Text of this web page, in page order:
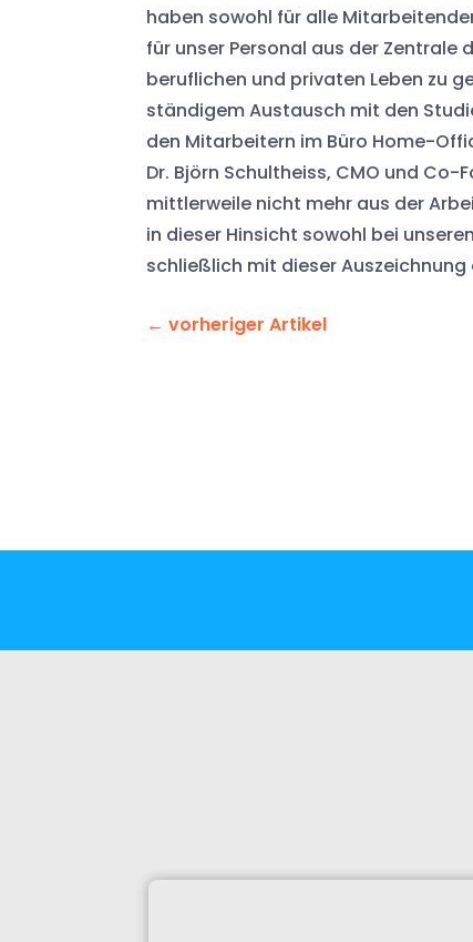
haben sowohl für alle
für unser Personal aus der Zentrale
beruflichen und privaten Leben zu
ständigem Austausch mit den
den Mitarbeitern im Büro Home-
Dr. Björn Schultheiss, CMO und
mittlerweile nicht mehr aus der
in dieser Hinsicht sowohl bei
schließlich mit dieser
← vorheriger Artikel